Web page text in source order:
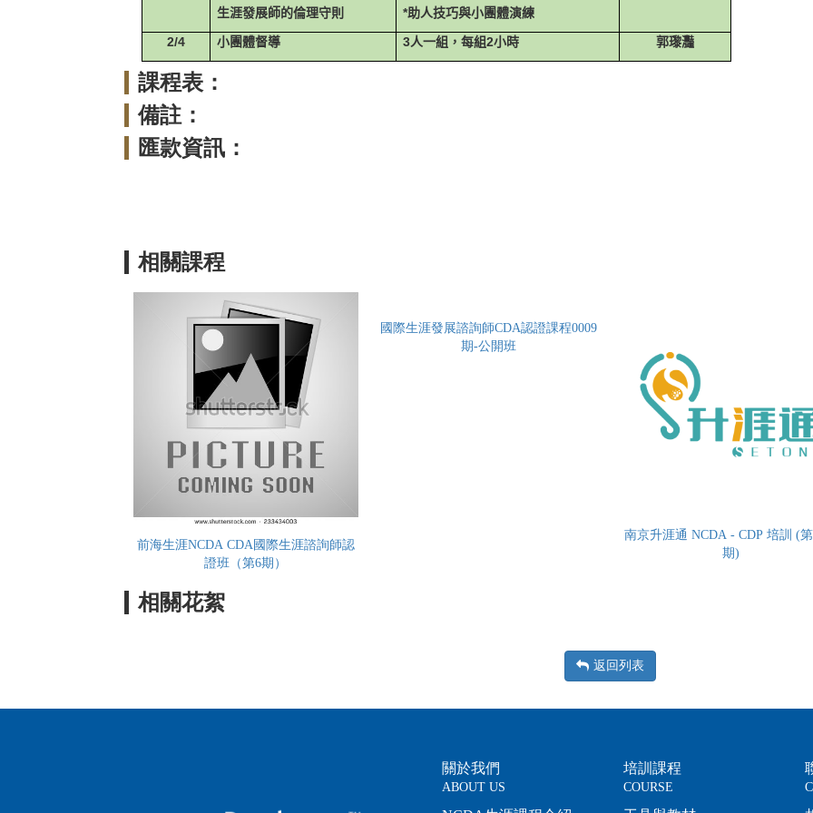
生涯發展師的倫理守則
*助人技巧與小團體演練
2/4 小團體督導 3人一組，每組2小時 郭瓈灩
課程表：
備註：
匯款資訊：
相關課程
前海生涯NCDA CDA國際生涯諮詢師認
證班（第6期）
國際生涯發展諮詢師CDA認證課程0009
期-公開班
南京升涯通 NCDA - CDP 培訓 (
期)
相關花絮
返回列表
關於我們
ABOUT US
培訓課程
COURSE